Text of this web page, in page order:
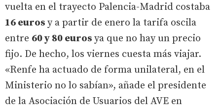
vuelta en el trayecto Palencia-Madrid costaba
16 euros y a partir de enero la tarifa oscila
entre 60 y 80 euros ya que no hay un precio
fijo. De hecho, los viernes cuesta más viajar.
«Renfe ha actuado de forma unilateral, en el
Ministerio no lo sabían», añade el presidente
de la Asociación de Usuarios del AVE en